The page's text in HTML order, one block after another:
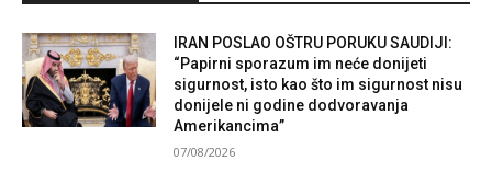
IRAN POSLAO OŠTRU PORUKU SAUDIJI:
“Papirni sporazum im neće donijeti
sigurnost, isto kao što im sigurnost nisu
donijele ni godine dodvoravanja
Amerikancima”
07/08/2026